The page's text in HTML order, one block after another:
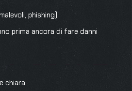
phishing)
prima ancora di fare danni
chiara